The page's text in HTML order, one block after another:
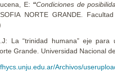
E: “Condiciones de
NORTE GRANDE.
La “trinidad humana” eje
Grande. Universidad Nacional
Archivos/